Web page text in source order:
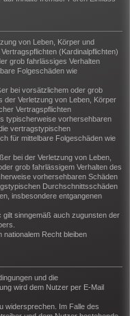
von Leben, Körper und
(Kardinalpflichten)
grob fahrlässiges Verhalten
Folgeschäden wie
bei vorsätzlichem oder grob
der Verletzung von Leben, Körper
Vertragspflichten
typischerweise vorhersehbaren
vertragstypischen
für mittelbare Folgeschäden wie
bei der Verletzung von Leben,
grob fahrlässigem Verhalten des
vorhersehbaren Schäden
Durchschnittsschäden
insbesondere entgangenen
sinngemäß auch zugunsten der
Recht bleiben
und die
wird dem Nutzer per E-Mail
widersprechen. Im Falle des